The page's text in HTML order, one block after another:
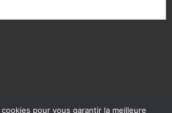
pour vous garantir la meilleure